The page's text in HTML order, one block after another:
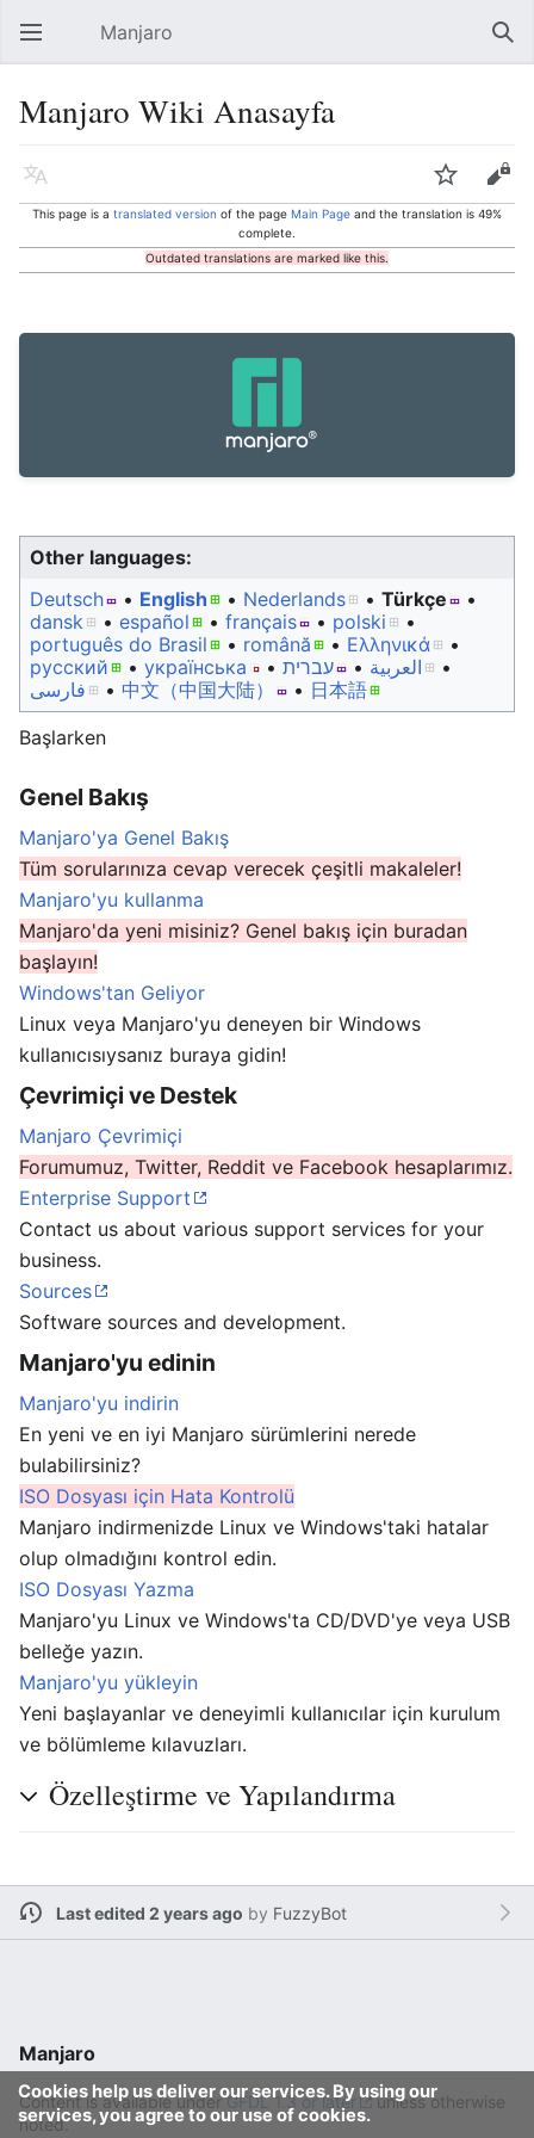
Open main menu Manjaro
Manjaro Wiki Anasayfa
Language Watch Edit
This page is a translated version of the page Main Page and the translation is 49%
complete.
Outdated translations are marked like this.
Other languages:
Deutsch
• ‎ English • ‎ Nederlands • ‎ Türkçe
•
dansk • ‎ español • ‎ français • ‎ polski
•
português do Brasil • ‎ română • ‎ Ελληνικά
•
русский • ‎ українська • ‎ עברית • ‎ العربية
•
فارسی • ‎ 中文（中国大陆）‎ • ‎ 日本語
Başlarken
Genel Bakış
Manjaro'ya Genel Bakış
Tüm sorularınıza cevap verecek çeşitli makaleler!
Manjaro'yu kullanma
Manjaro'da yeni misiniz? Genel bakış için buradan
başlayın!
Windows'tan Geliyor
Linux veya Manjaro'yu deneyen bir Windows
kullanıcısıysanız buraya gidin!
Çevrimiçi ve Destek
Manjaro Çevrimiçi
Forumumuz, Twitter, Reddit ve Facebook hesaplarımız.
Enterprise Support
Contact us about various support services for your
business.
Sources
Software sources and development.
Manjaro'yu edinin
Manjaro'yu indirin
En yeni ve en iyi Manjaro sürümlerini nerede
bulabilirsiniz?
ISO Dosyası için Hata Kontrolü
Manjaro indirmenizde Linux ve Windows'taki hatalar
olup olmadığını kontrol edin.
ISO Dosyası Yazma
Manjaro'yu Linux ve Windows'ta CD/DVD'ye veya USB
belleğe yazın.
Manjaro'yu yükleyin
Yeni başlayanlar ve deneyimli kullanıcılar için kurulum
ve bölümleme kılavuzları.
Özelleştirme ve Yapılandırma
Last edited 2 years ago by FuzzyBot
Cookies help us deliver our services. By using our
services, you agree to our use of cookies.
Manjaro
Content is available underGFDL 1.3 or later
unless otherwise
noted.